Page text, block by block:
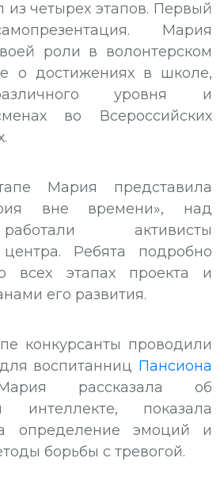
из четырех этапов. Первый
Мария
роли в волонтерском
о достижениях в школе,
уровня и
во Всероссийских
Мария представила
вне времени», над
активисты
центра. Ребята подробно
всех этапах проекта и
его развития.
конкурсанты проводили
воспитанниц Пансиона
рассказала об
интеллекте, показала
определение эмоций и
борьбы с тревогой.